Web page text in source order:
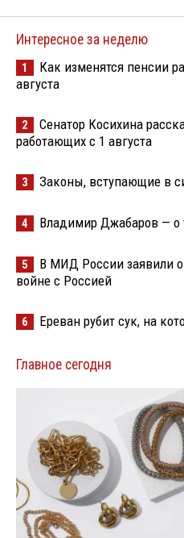
Интересное за неделю
1
Как изменятся пенсии
августа
2
Сенатор Косихина
работающих с 1 августа
3 Законы, вступающие в
4 Владимир Джабаров — о
5
В МИД России заявили
войне с Россией
6 Ереван рубит сук, на
Главное сегодня